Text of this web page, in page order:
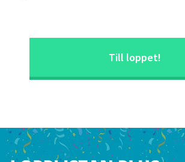
Till loppet!